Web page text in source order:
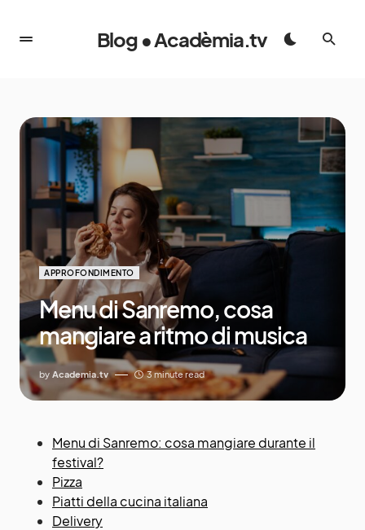
Blog • Acadèmia.tv
APPROFONDIMENTO
Menu di Sanremo, cosa
mangiare a ritmo di musica
by Academia.tv 3 minute read
Menu di Sanremo: cosa mangiare durante il
festival?
Pizza
Piatti della cucina italiana
Delivery